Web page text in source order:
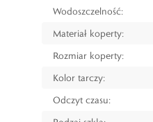
Wodoszczelność:
Materiał koperty:
Rozmiar koperty:
Kolor tarczy:
Odczyt czasu: